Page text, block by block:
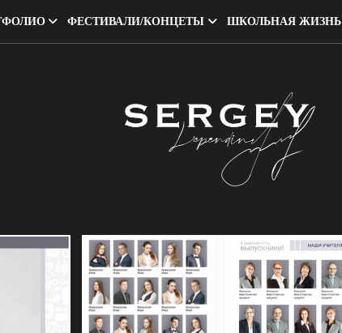
ФЕСТИВАЛИ/КОНЦЕТЫ ШКОЛЬНАЯ ЖИЗНЬ